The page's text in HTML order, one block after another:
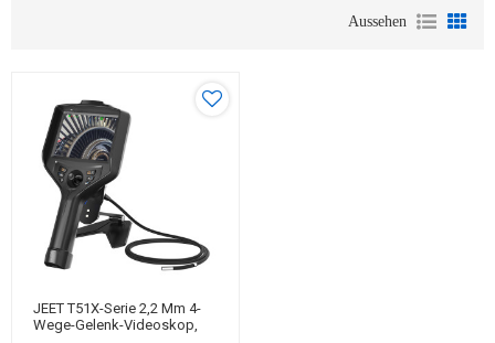
Aussehen
JEET T51X-Serie 2,2 Mm 4-
Wege-Gelenk-Videoskop,